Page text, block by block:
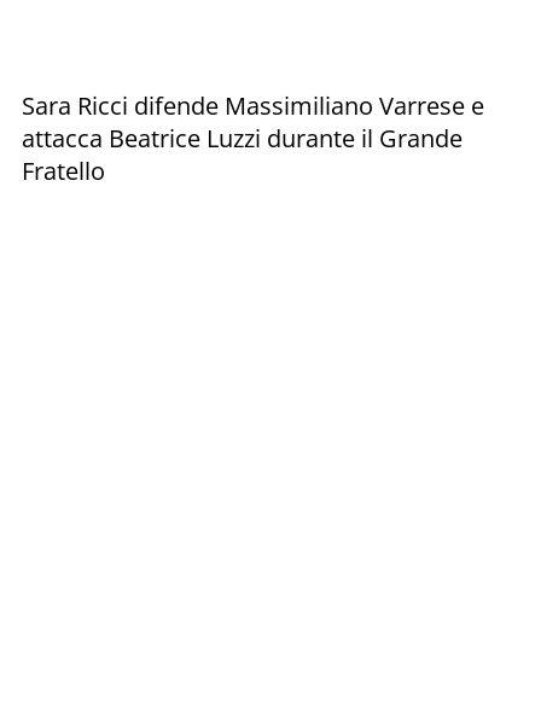
Sara Ricci difende Massimiliano Varrese e
attacca Beatrice Luzzi durante il Grande
Fratello